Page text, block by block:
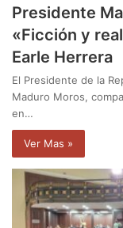
Presidente
«Ficción y
Earle Herrera
El Presidente de la
Maduro Moros,
en…
Ver Mas »